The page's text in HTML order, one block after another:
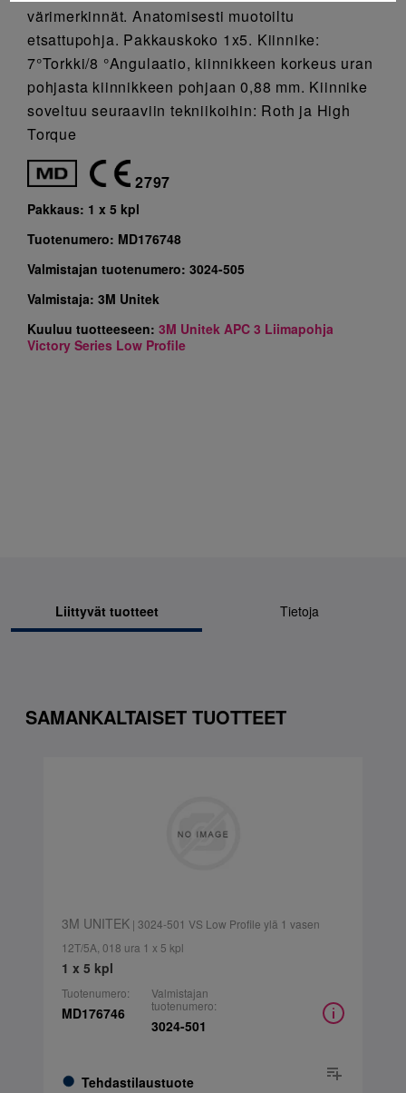
värimerkinnät. Anatomisesti muotoiltu
etsattupohja. Pakkauskoko 1x5. Kiinnike:
7°Torkki/8 °Angulaatio, kiinnikkeen korkeus uran
pohjasta kiinnikkeen pohjaan 0,88 mm. Kiinnike
soveltuu seuraaviin tekniikoihin: Roth ja High
Torque
2797
Pakkaus: 1 x 5 kpl
Tuotenumero: MD176748
Valmistajan tuotenumero: 3024-505
Valmistaja: 3M Unitek
Kuuluu tuotteeseen: 3M Unitek APC 3 Liimapohja
Victory Series Low Profile
Liittyvät tuotteet Tietoja
SAMANKALTAISET TUOTTEET
3M UNITEK| 3024-501 VS Low Profile ylä 1 vasen
12T/5A, 018 ura 1 x 5 kpl
1 x 5 kpl
Tuotenumero:
MD176746
Tehdastilaustuote
Valmistajan
tuotenumero:
3024-501